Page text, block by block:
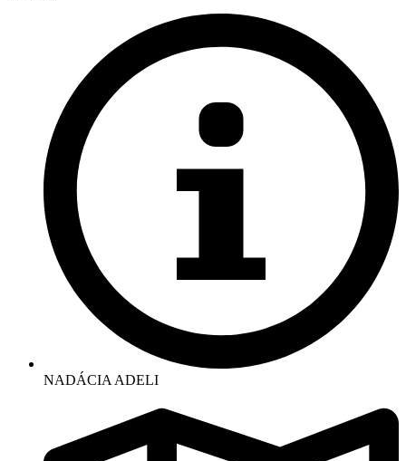
NADÁCIA ADELI